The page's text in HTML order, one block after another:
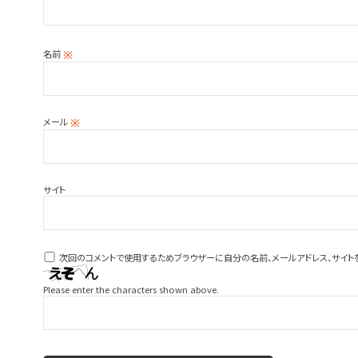
名前※
メール※
サイト
次回のコメントで使用するためブラウザーに自分の名前、メールアドレス、サイト
Please enter the characters shown above.